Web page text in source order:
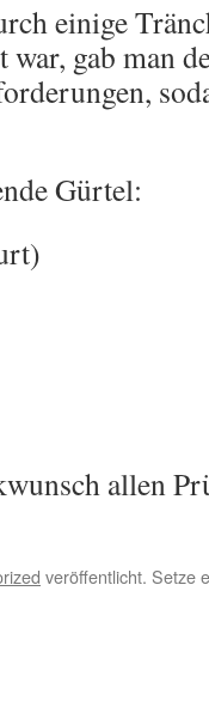
einige
gab man
Gürtel:
allen
veröffentlicht. Setze